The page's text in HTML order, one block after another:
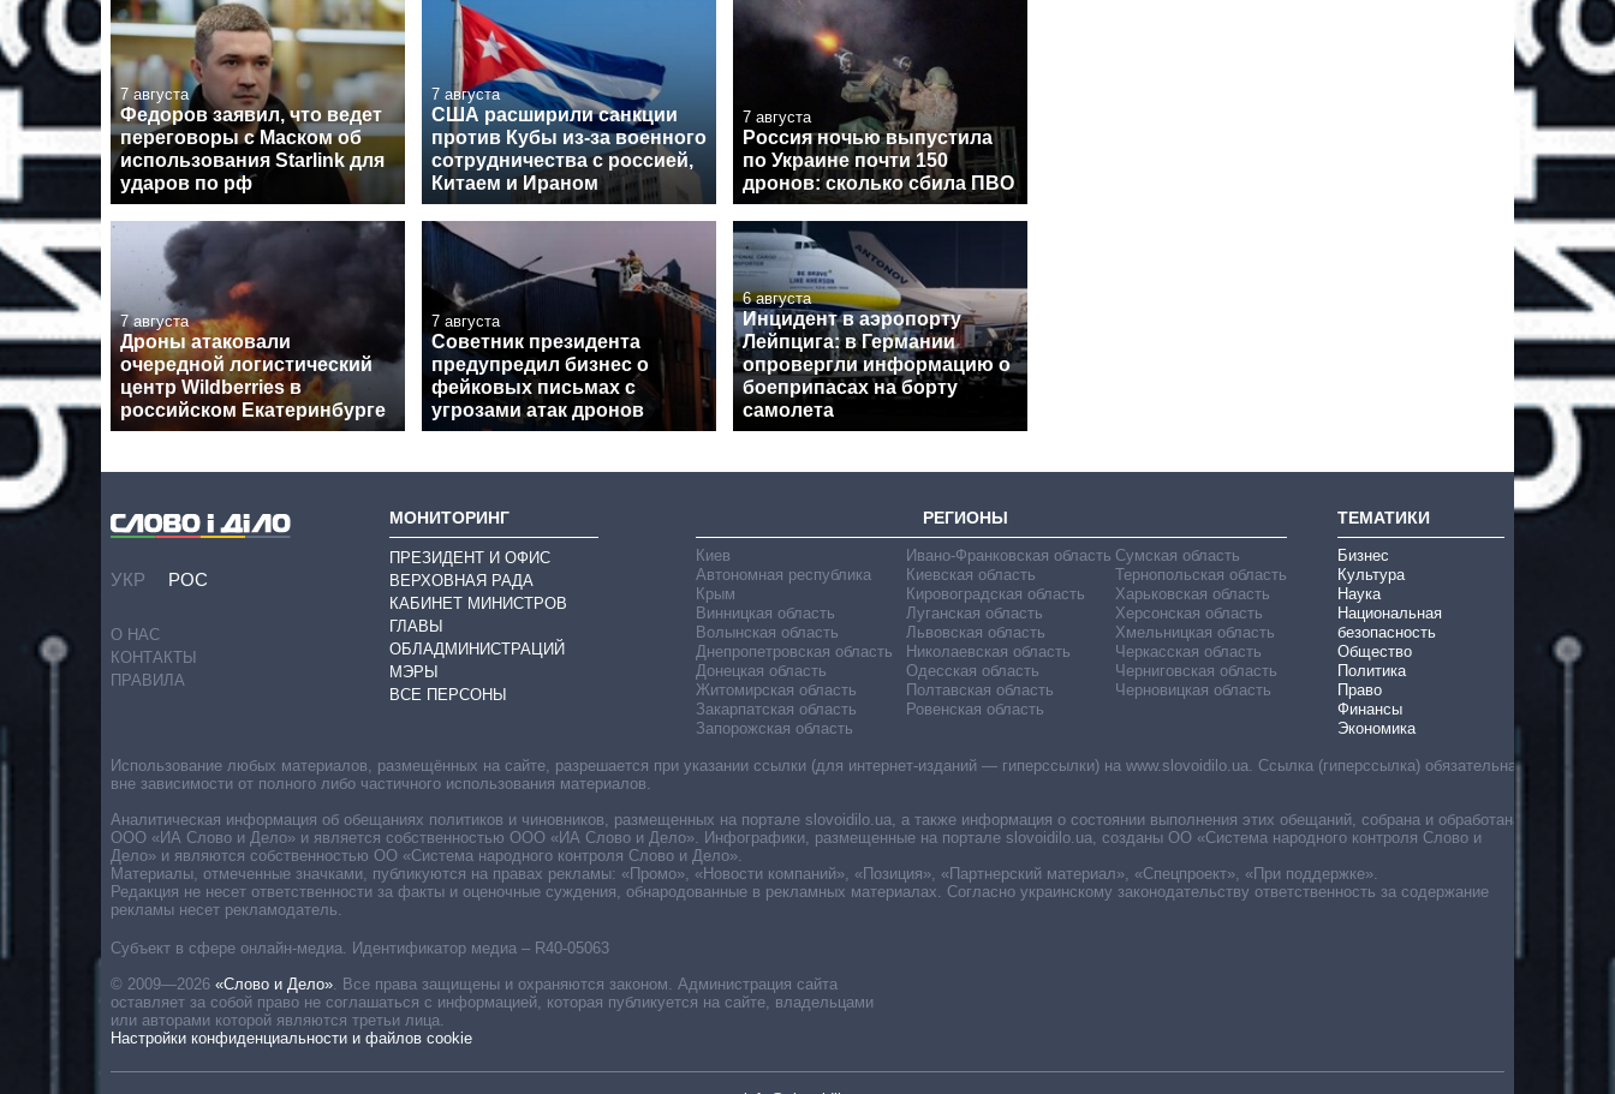
7 августа
Федоров заявил, что ведет
переговоры с Маском об
использования Starlink для
ударов по рф
7 августа
США расширили санкции
против Кубы из-за военного
сотрудничества с россией,
Китаем и Ираном
7 августа
Россия ночью выпустила
по Украине почти 150
дронов: сколько сбила ПВО
7 августа
Дроны атаковали
очередной логистический
центр Wildberries в
российском Екатеринбурге
7 августа
Советник президента
предупредил бизнес о
фейковых письмах с
угрозами атак дронов
6 августа
Инцидент в аэропорту
Лейпцига: в Германии
опровергли информацию о
боеприпасах на борту
самолета
УКР РОС
О НАС
КОНТАКТЫ
ПРАВИЛА
МОНИТОРИНГ
ПРЕЗИДЕНТ И ОФИС
ВЕРХОВНАЯ РАДА
КАБИНЕТ МИНИСТРОВ
ГЛАВЫ
ОБЛАДМИНИСТРАЦИЙ
МЭРЫ
ВСЕ ПЕРСОНЫ
РЕГИОНЫ
Киев
Автономная республика
Крым
Винницкая область
Волынская область
Днепропетровская область
Донецкая область
Житомирская область
Закарпатская область
Запорожская область
Ивано-Франковская область
Киевская область
Кировоградская область
Луганская область
Львовская область
Николаевская область
Одесская область
Полтавская область
Ровенская область
Сумская область
Тернопольская область
Харьковская область
Херсонская область
Хмельницкая область
Черкасская область
Черниговская область
Черновицкая область
ТЕМАТИКИ
Бизнес
Культура
Наука
Национальная
безопасность
Общество
Политика
Право
Финансы
Экономика
Субъект в сфере онлайн-медиа. Идентификатор медиа – R40-05063
© 2009—2026 «Слово и Дело». Все права защищены и охраняются законом. Администрация сайта
оставляет за собой право не соглашаться с информацией, которая публикуется на сайте, владельцами
или авторами которой являются третьи лица.
Настройки конфиденциальности и файлов cookie
Использование любых материалов, размещённых на сайте, разрешается при указании ссылки (для интернет-изданий — гиперссылки) на www.slovoidilo.ua. Ссылка (гиперссылка) обязательна
вне зависимости от полного либо частичного использования материалов.
Аналитическая информация об обещаниях политиков и чиновников, размещенных на портале slovoidilo.ua, а также информация о состоянии выполнения этих обещаний, собрана и обработана
ООО «ИА Слово и Дело» и является собственностью ООО «ИА Слово и Дело». Инфографики, размещенные на портале slovoidilo.ua, созданы ОО «Система народного контроля Слово и
Дело» и являются собственностью ОО «Система народного контроля Слово и Дело».
Материалы, отмеченные значками, публикуются на правах рекламы: «Промо», «Новости компаний», «Позиция», «Партнерский материал», «Спецпроект», «При поддержке».
Редакция не несет ответственности за факты и оценочные суждения, обнародованные в рекламных материалах. Согласно украинскому законодательству ответственность за содержание
рекламы несет рекламодатель.